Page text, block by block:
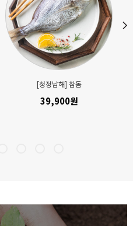
[청정남해] 참돔
39,900원